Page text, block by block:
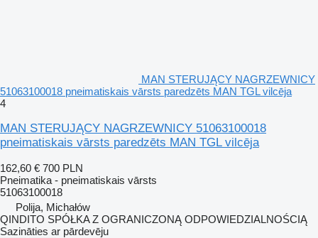
MAN STERUJĄCY NAGRZEWNICY
51063100018 pneimatiskais vārsts paredzēts MAN TGL vilcēja
4
MAN STERUJĄCY NAGRZEWNICY 51063100018
pneimatiskais vārsts paredzēts MAN TGL vilcēja
162,60 € 700 PLN
Pneimatika - pneimatiskais vārsts
51063100018
Polija, Michałów
QINDITO SPÓŁKA Z OGRANICZONĄ ODPOWIEDZIALNOŚCIĄ
Sazināties ar pārdevēju